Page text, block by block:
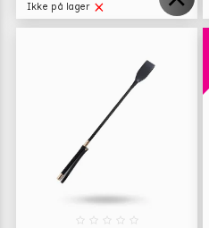
Ikke på lager